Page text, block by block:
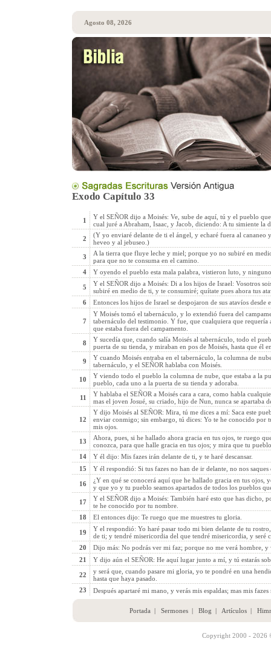
Agosto 08, 2026
Exodo Capítulo 33
1
Y el SEÑOR dijo a Moisés: Ve, sube de aquí, tú y el pueblo
cual juré a Abraham, Isaac, y Jacob, diciendo: A tu simiente la
2
(Y yo enviaré delante de ti el ángel, y echaré fuera al cananeo
heveo y al jebuseo.)
3
A la tierra que fluye leche y miel; porque yo no subiré en
para que no te consuma en el camino.
4
Y oyendo el pueblo esta mala palabra, vistieron luto, y ninguno
5
Y el SEÑOR dijo a Moisés: Di a los hijos de Israel: Vosotros
subiré en medio de ti, y te consumiré; quítate pues ahora tus
6
Entonces los hijos de Israel se despojaron de sus atavíos desde
7
Y Moisés tomó el tabernáculo, y lo extendió fuera del
tabernáculo del testimonio. Y fue, que cualquiera que requería
que estaba fuera del campamento.
8
Y sucedía que, cuando salía Moisés al tabernáculo, todo el
puerta de su tienda, y miraban en pos de Moisés, hasta que él
9
Y cuando Moisés entraba en el tabernáculo, la columna de
tabernáculo, y el SEÑOR hablaba con Moisés.
10
Y viendo todo el pueblo la columna de nube, que estaba a la
pueblo, cada uno a la puerta de su tienda y adoraba.
11
Y hablaba el SEÑOR a Moisés cara a cara, como habla
mas el joven Josué, su criado, hijo de Nun, nunca se apartaba
12
Y dijo Moisés al SEÑOR: Mira, tú me dices a mí: Saca este
enviar conmigo; sin embargo, tú dices: Yo te he conocido por
mis ojos.
13
Ahora, pues, si he hallado ahora gracia en tus ojos, te ruego
conozca, para que halle gracia en tus ojos; y mira que tu pueblo
14
Y él dijo: Mis fazes irán delante de ti, y te haré descansar.
15
Y él respondió: Si tus fazes no han de ir delante, no nos saques
16
¿Y en qué se conocerá aquí que he hallado gracia en tus
y que yo y tu pueblo seamos apartados de todos los pueblos
17
Y el SEÑOR dijo a Moisés: También haré esto que has dicho,
te he conocido por tu nombre.
18
El entonces dijo: Te ruego que me muestres tu gloria.
19
Y el respondió: Yo haré pasar todo mi bien delante de tu
de ti; y tendré misericordia del que tendré misericordia, y seré
20
Dijo más: No podrás ver mi faz; porque no me verá hombre, y
21
Y dijo aún el SEÑOR: He aquí lugar junto a mí, y tú estarás
22
y será que, cuando pasare mi gloria, yo te pondré en una
hasta que haya pasado.
23
Después apartaré mi mano, y verás mis espaldas; mas mis fazes
Portada | Sermones| Blog | Artículos|
Copyright 2000 - 2026